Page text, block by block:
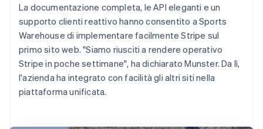
La documentazione completa, le API eleganti e un
supporto clienti reattivo hanno consentito a Sports
Warehouse di implementare facilmente Stripe sul
primo sito web. "Siamo riusciti a rendere operativo
Stripe in poche settimane", ha dichiarato Munster. Da lì,
l'azienda ha integrato con facilità gli altri siti nella
piattaforma unificata.